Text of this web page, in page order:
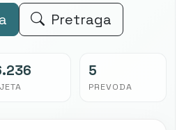
Pretraga
5
PREVODA